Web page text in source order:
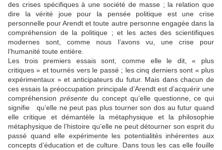
des crises spécifiques à une société de masse ; la relation que
dire la vérité joue pour la pensée politique est une crise
personnelle pour Arendt et toute autre personne engagée dans la
compréhension de la politique ; et les actes des scientifiques
modernes sont, comme nous l’avons vu, une crise pour
l’humanité toute entière.
Les trois premiers essais sont, comme elle le dit, « plus
critiques » et tournés vers le passé ; les cinq derniers sont « plus
expérimentaux » et anticipateurs du futur. Mais dans chacun de
ces essais la préoccupation principale d’Arendt est d’acquérir une
compréhension présentedu concept qu’elle questionne, ce qui
signifie qu’elle ne peut pas plus tourner son dos au futur quand
elle critique et démantèle la métaphysique et la philosophie
métaphysique de l’histoire qu’elle ne peut détourner son esprit du
passé quand elle expérimente les potentialités inhérentes aux
concepts d’éducation et de culture. Dans tous les cas elle fouille